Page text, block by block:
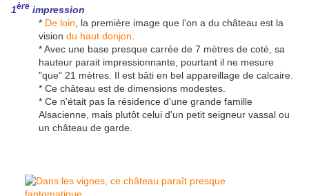
1ère impression
* De loin , la première image que l'on a du château est la
vision du haut donjon
* Avec une base presque carrée de 7 mètres de coté, sa
hauteur parait impressionnante, pourtant il ne mesure
"que" 21 mètres. Il est bâti en bel appareillage de calcaire.
* Ce château est de dimensions modestes.
* Ce n'était pas la résidence d'une grande famille
Alsacienne, mais plutôt celui d'un petit seigneur vassal ou
un château de garde.